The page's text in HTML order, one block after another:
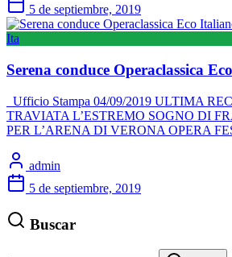
5 de septiembre, 2019
Ita
Serena conduce Operaclassica
Ufficio Stampa 04/09/2019 ULTIMA
TRAVIATA L’ESTREMO SOGNO DI
PER L’ARENA DI VERONA OPERA
admin
5 de septiembre, 2019
Buscar